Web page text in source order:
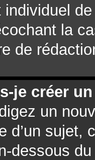
individuel
la
de
je créer
un
d’un sujet,
dessous